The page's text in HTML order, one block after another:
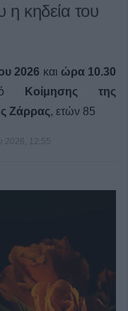
η κηδεία του
2026 και ώρα 10.30
Κοίμησης της
Ζάρρας, ετών 85
2026, 12:55